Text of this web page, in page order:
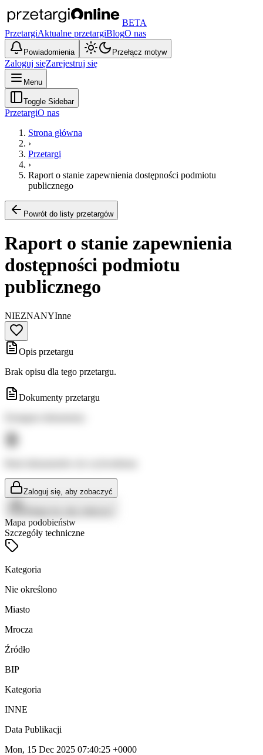
BETA
PrzetargiAktualne przetargiBlogO nas
Powiadomienia Przełącz motyw
Zaloguj sięZarejestruj się
Menu
Toggle Sidebar
PrzetargiO nas
Strona główna
›
Przetargi
›
Raport o stanie zapewnienia dostępności podmiotu
publicznego
Powrót do listy przetargów
Raport o stanie zapewnienia
dostępności podmiotu
publicznego
NIEZNANYInne
Opis przetargu
Brak opisu dla tego przetargu.
Dokumenty przetargu
Zaloguj się, aby zobaczyć
Mapa podobieństw
Szczegóły techniczne
Kategoria
Nie określono
Miasto
Mrocza
Źródło
BIP
Kategoria
INNE
Data Publikacji
Mon, 15 Dec 2025 07:40:25 +0000